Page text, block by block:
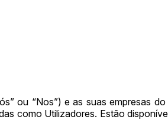
ou “Nos”) e as suas empresas
como Utilizadores. Estão